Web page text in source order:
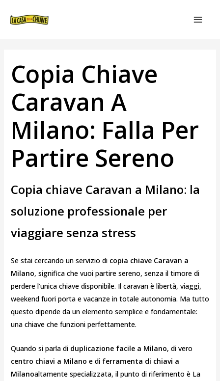
Copia Chiave
Caravan A
Milano: Falla Per
Partire Sereno
Copia chiave Caravan a Milano: la
soluzione professionale per
viaggiare senza stress
Se stai cercando un servizio di copia chiave Caravan a
Milano, significa che vuoi partire sereno, senza il timore di
perdere l’unica chiave disponibile. Il caravan è libertà, viaggi,
weekend fuori porta e vacanze in totale autonomia. Ma tutto
questo dipende da un elemento semplice e fondamentale:
una chiave che funzioni perfettamente.
Quando si parla di duplicazione facile a Milano, di vero
centro chiavi a Milano e di ferramenta di chiavi a
Milanoaltamente specializzata, il punto di riferimento è La
ARTICOLI